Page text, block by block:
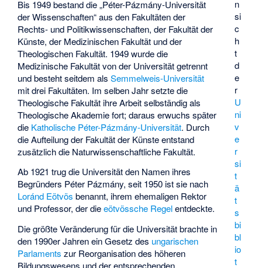
n
si
c
h
t
d
e
r
U
ni
v
e
r
si
t
ä
t
s
bi
bl
io
t
Bis 1949 bestand die „Péter-Pázmány-Universität
der Wissenschaften“ aus den Fakultäten der
Rechts- und Politikwissenschaften, der Fakultät der
Künste, der Medizinischen Fakultät und der
Theologischen Fakultät. 1949 wurde die
Medizinische Fakultät von der Universität getrennt
und besteht seitdem alsSemmelweis-Universität
mit drei Fakultäten. Im selben Jahr setzte die
Theologische Fakultät ihre Arbeit selbständig als
Theologische Akademie fort; daraus erwuchs später
die Katholische Péter-Pázmány-Universität. Durch
die Aufteilung der Fakultät der Künste entstand
zusätzlich die Naturwissenschaftliche Fakultät.
Ab 1921 trug die Universität den Namen ihres
Begründers Péter Pázmány, seit 1950 ist sie nach
Loránd Eötvös benannt, ihrem ehemaligen Rektor
und Professor, der dieeötvössche Regelentdeckte.
Die größte Veränderung für die Universität brachte in
den 1990er Jahren ein Gesetz des ungarischen
Parlaments zur Reorganisation des höheren
Bildungswesens und der entsprechenden